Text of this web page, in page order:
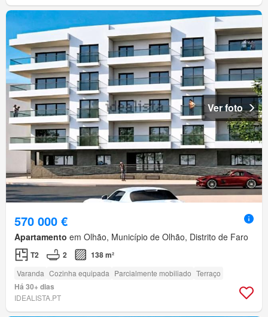
Ver foto
570 000 €
Apartamento em Olhão, Município de Olhão, Distrito de Faro
T2 2 138 m²
Varanda Cozinha equipada Parcialmente mobiliado Terraço
Há 30+ dias
IDEALISTA.PT